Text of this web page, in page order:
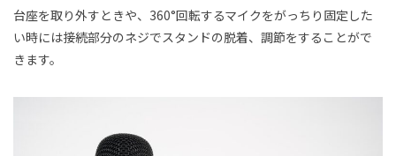
台座を取り外すときや、360°回転するマイクをがっちり固定した
い時には接続部分のネジでスタンドの脱着、調節をすることがで
きます。